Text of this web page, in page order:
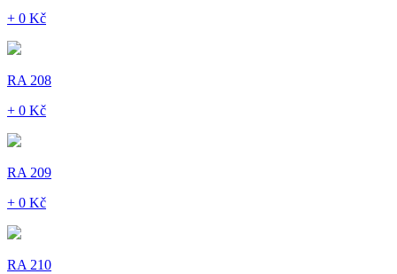
+ 0 Kč
RA 208
+ 0 Kč
RA 209
+ 0 Kč
RA 210